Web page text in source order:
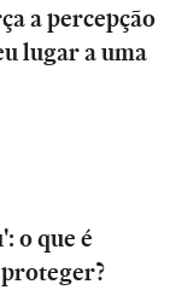
a percepção
lugar a uma
o que é